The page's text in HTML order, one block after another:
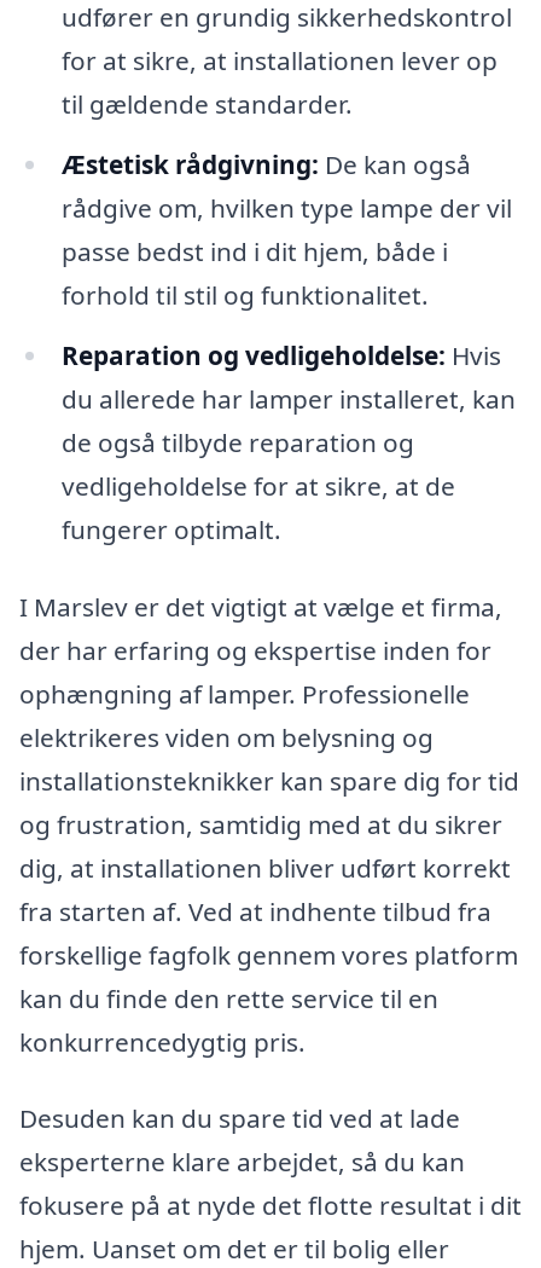
udfører en grundig sikkerhedskontrol
for at sikre, at installationen lever op
til gældende standarder.
Æstetisk rådgivning: De kan også
rådgive om, hvilken type lampe der vil
passe bedst ind i dit hjem, både i
forhold til stil og funktionalitet.
Reparation og vedligeholdelse: Hvis
du allerede har lamper installeret, kan
de også tilbyde reparation og
vedligeholdelse for at sikre, at de
fungerer optimalt.
I Marslev er det vigtigt at vælge et firma,
der har erfaring og ekspertise inden for
ophængning af lamper. Professionelle
elektrikeres viden om belysning og
installationsteknikker kan spare dig for tid
og frustration, samtidig med at du sikrer
dig, at installationen bliver udført korrekt
fra starten af. Ved at indhente tilbud fra
forskellige fagfolk gennem vores platform
kan du finde den rette service til en
konkurrencedygtig pris.
Desuden kan du spare tid ved at lade
eksperterne klare arbejdet, så du kan
fokusere på at nyde det flotte resultat i dit
hjem. Uanset om det er til bolig eller